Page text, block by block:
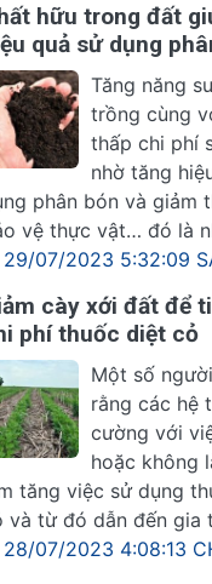
hữu trong đất
quả sử dụng
suất cây trồng
Tăng năng
trồng cùng
thấp chi phí
nhờ tăng
phân bón và giảm
vệ thực vật… đó là
29/07/2023 5:32:09
cày xới đất để
phí thuốc diệt cỏ
Một số
rằng các hệ
cường với
hoặc không
tăng việc sử dụng
và từ đó dẫn đến gia
28/07/2023 4:08:13